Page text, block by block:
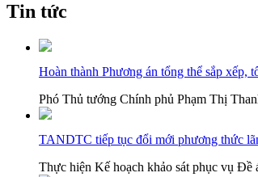
Tin tức
Hoàn thành Phương án tổng thể sắp xếp,
Phó Thủ tướng Chính phủ Phạm Thị
TANDTC tiếp tục đổi mới phương thức
Thực hiện Kế hoạch khảo sát phục vụ Đề